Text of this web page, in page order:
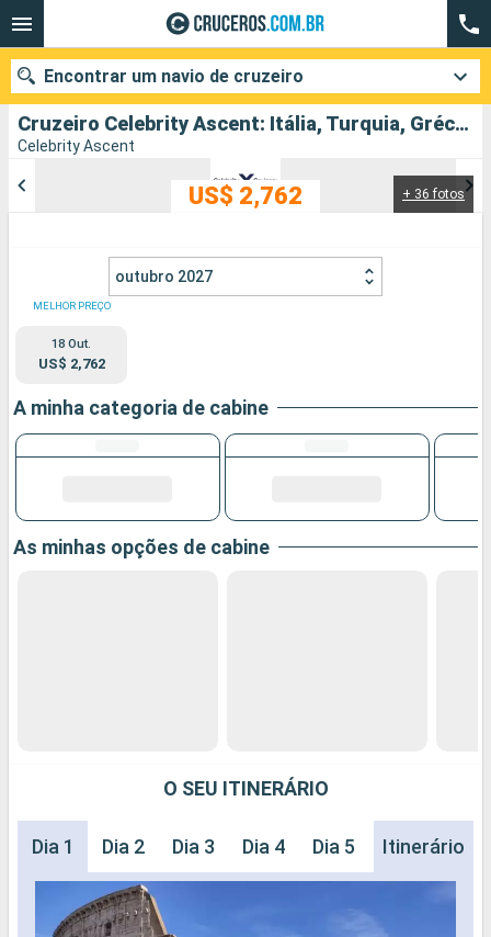
Cruzeiro Celebrity Ascent: Itália, Turquia, Grécia partindo de Civitavecchia (Roma)
Celebrity Ascent
+ 36 fotos
US$ 2,762
outubro 2027
MELHOR PREÇO
18 Out.
US$ 2,762
A minha categoria de cabine
As minhas opções de cabine
O SEU ITINERÁRIO
Dia 1 Dia 2 Dia 3 Dia 4 Dia 5 Dia 6 Dia
Itinerário
Encontrar um navio de cruzeiro
Cidades Companhias